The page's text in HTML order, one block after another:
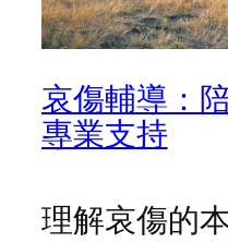
哀傷輔導：
專業支持
理解哀傷的